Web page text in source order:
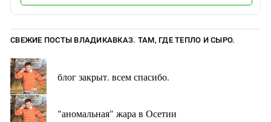
СВЕЖИЕ ПОСТЫ ВЛАДИКАВКАЗ. ТАМ, ГДЕ ТЕПЛО И СЫРО.
блог закрыт. всем спасибо.
"аномальная" жара в Осетии